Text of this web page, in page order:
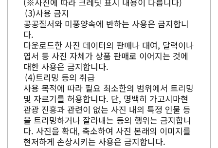
사용 금지
공공질서와 미풍양속에 반하는 사용은 금지합니
다.
다운로드한 사진 데이터의 판매나 대여, 달력이나
엽서 등 사진 자체가 상품 판매로 이어지는 것에
대한 사용은 금지합니다.
트리밍 등의 취급
사용 목적에 따라 필요 최소한의 범위에서 트리밍
및 자르기를 허용합니다. 단, 명백히 가고시마현
관광 진흥과 관련이 없는 사진 내의 특정 인물 등
을 트리밍하거나 잘라내는 등의 행위는 금지합니
다. 사진을 확대, 축소하여 사진 본래의 이미지를
현저하게 손상시키는 사용은 금지합니다.